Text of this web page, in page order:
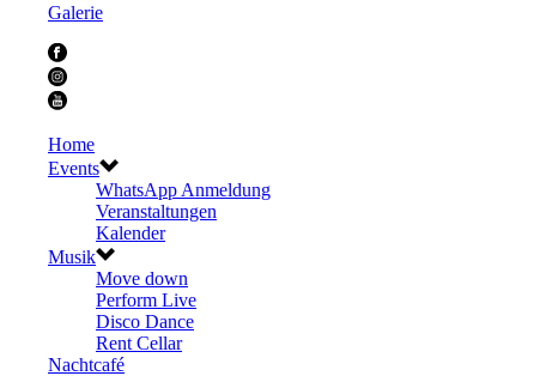
Galerie
Home
Events
WhatsApp Anmeldung
Veranstaltungen
Kalender
Musik
Move down
Perform Live
Disco Dance
Rent Cellar
Nachtcafé